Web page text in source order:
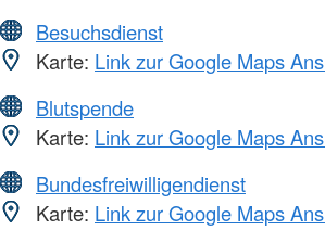
Besuchsdienst
Karte: Link zur Google Maps
Blutspende
Karte: Link zur Google Maps
Bundesfreiwilligendienst
Karte: Link zur Google Maps